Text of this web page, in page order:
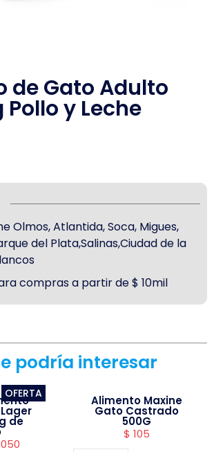
de Gato Adulto
Pollo y Leche
Olmos, Atlantida, Soca, Migues,
del Plata,Salinas,Ciudad de la
compras a partir de $ 10mil
podría interesar
OFERTA
de
Alimento Maxine
Gato Castrado
500G
$ 105